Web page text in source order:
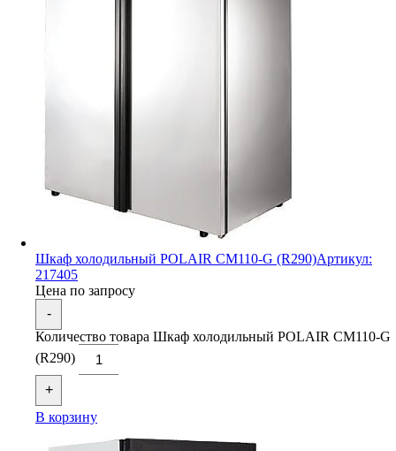
Шкаф холодильный POLAIR CM110-G (R290)Артикул:
217405
Цена по запросу
-
Количество товара Шкаф холодильный POLAIR CM110-G
(R290)
+
В корзину